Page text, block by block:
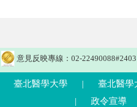
意見反映專線：02-22490088#2403
臺北醫學大學 | 臺北醫學
|
政令宣導